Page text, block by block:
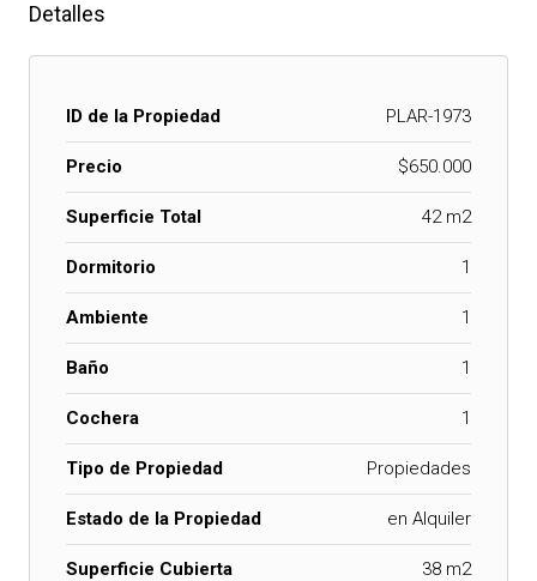
Detalles
ID de la Propiedad PLAR-1973
Precio $650.000
Superficie Total 42 m2
Dormitorio 1
Ambiente 1
Baño 1
Cochera 1
Tipo de Propiedad Propiedades
Estado de la Propiedad en Alquiler
Superficie Cubierta 38 m2